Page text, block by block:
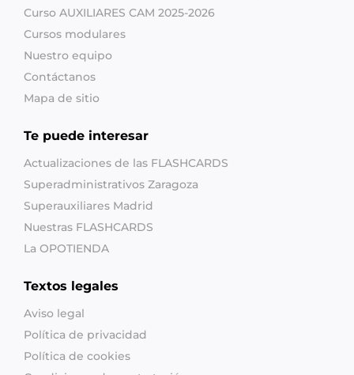
Curso AUXILIARES CAM 2025-2026
Cursos modulares
Nuestro equipo
Contáctanos
Mapa de sitio
Te puede interesar
Actualizaciones de las FLASHCARDS
Superadministrativos Zaragoza
Superauxiliares Madrid
Nuestras FLASHCARDS
La OPOTIENDA
Textos legales
Aviso legal
Política de privacidad
Política de cookies